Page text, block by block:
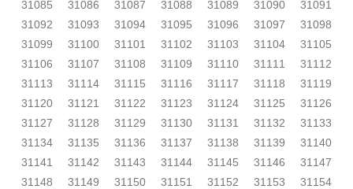
31085 31086 31087 31088 31089 31090
31091
31092
31093 31094 31095 31096 31097
31098
31099
31100 31101 31102 31103 31104
31105
31106
31107 31108 31109 31110 31111
31112
31113
31114 31115 31116 31117 31118
31119
31120
31121 31122 31123 31124 31125
31126
31127
31128 31129 31130 31131 31132
31133
31134
31135 31136 31137 31138 31139
31140
31141
31142 31143 31144 31145 31146
31147
31148
31149 31150 31151 31152 31153
31154